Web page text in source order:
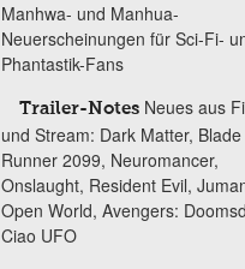
Manhwa- und Manhua-
Neuerscheinungen für Sci-Fi-
Phantastik-Fans
Trailer-Notes Neues aus
und Stream: Dark Matter, Blade
Runner 2099, Neuromancer,
Onslaught, Resident Evil,
Open World, Avengers:
Ciao UFO